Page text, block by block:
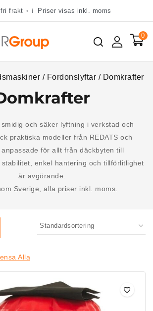
frakt • ℹ Priser visas inkl. moms
0
/ Fordonslyftar / Domkrafter
och säker lyftning i verkstad och
praktiska modeller från REDATS och
anpassade för allt från däckbyten till
enkel hantering och tillförlitlighet
är avgörande.
Sverige, alla priser inkl. moms.
Alla